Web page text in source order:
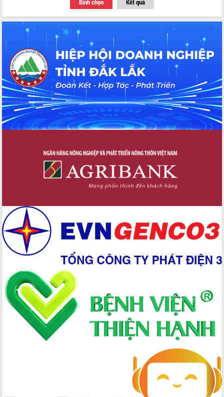
Thứ trưởng Bộ Y tế làm việc với tỉnh
Đắk Lắk về phát triển nhân lực y tế
cho trạm y tế cấp xã
Du lịch Đắk Lắk nâng tầm trải nghiệm
du khách thông qua Hệ thống cơ sở dữ
liệu và Bản đồ số
Tập huấn ứng dụng trí tuệ nhân tạo (AI)
trong thương mại điện tử năm 2026
Đoàn đại biểu Quốc hội tỉnh Đắk Lắk
trao đổi thông tin trước Kỳ họp thứ
nhất, Quốc hội khóa XVI
Quyết liệt cải cách hành chính, khơi
Nâng cao hiệu lực, hiệu quả HĐND
tỉnh thông qua hiện đại hóa hành chính
Xã Ea Phê gắn cải cách hành chính với
Hồ Thị Nguyên Thảo làm việc tại Trung
tâm Phục vụ hành chính công xã Ea
Xây dựng nền hành chính số đồng
hành cùng nông dân dân, doanh nghiệp
Giai đoạn 2026-2030, Đắk Lắk phấn
đấu có 77% xã đạt chuẩn nông thôn
mới
Chuyển đổi số 'mở đường' cho nông
nghiệp Đắk Lắk tăng trưởng bứt phá
Triển khai đồng bộ đo đạc, lập hồ sơ
địa chính, hoàn thiện cơ sở dữ liệu đất
Bình chọn Kết quả